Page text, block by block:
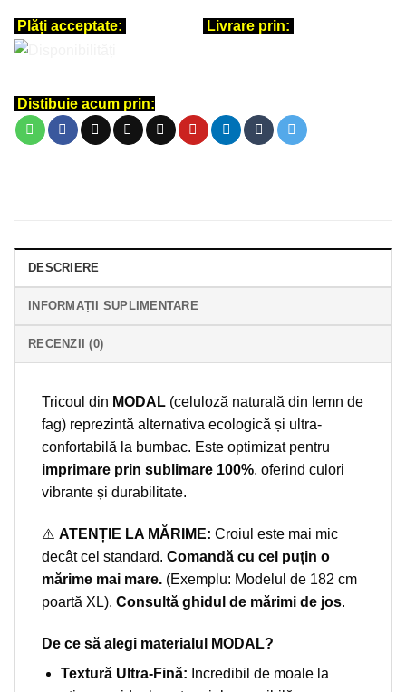
Plăți acceptate: Livrare prin:
Distibuie acum prin:
DESCRIERE
INFORMAȚII SUPLIMENTARE
RECENZII (0)
Tricoul din MODAL (celuloză naturală din lemn de
fag) reprezintă alternativa ecologică și ultra-
confortabilă la bumbac. Este optimizat pentru
imprimare prin sublimare 100%, oferind culori
vibrante și durabilitate.
⚠️ ATENȚIE LA MĂRIME: Croiul este mai mic
decât cel standard. Comandă cu cel puțin o
mărime mai mare. (Exemplu: Modelul de 182 cm
poartă XL). Consultă ghidul de mărimi de jos.
De ce să alegi materialul MODAL?
Textură Ultra-Fină: Incredibil de moale la